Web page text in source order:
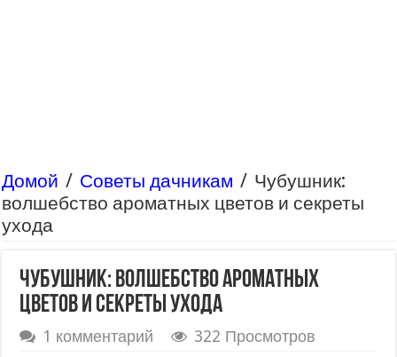
Домой / Советы дачникам / Чубушник:
волшебство ароматных цветов и секреты
ухода
Чубушник: волшебство ароматных
цветов и секреты ухода
1 комментарий 322 Просмотров